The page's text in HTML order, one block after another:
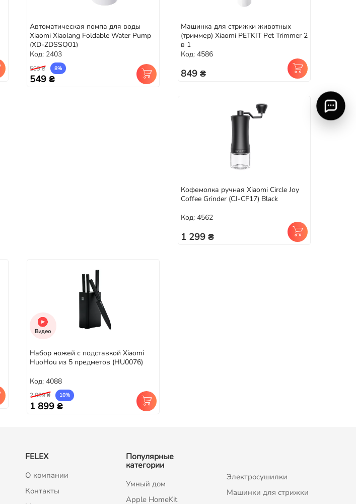
Автоматическая помпа для воды
Xiaomi Xiaolang Foldable Water Pump
(XD-ZDSSQ01)
Код: 2403
599 ₴ 8%
549 ₴
Машинка для стрижки животных
(триммер) Xiaomi PETKIT Pet Trimmer 2
в 1
Код: 4586
849 ₴
Кофемолка ручная Xiaomi Circle Joy
Coffee Grinder (CJ-CF17) Black
Код: 4562
1 299 ₴
Видео
Набор ножей с подставкой Xiaomi
HuoHou из 5 предметов (HU0076)
Код: 4088
2 099 ₴ 10%
1 899 ₴
FELEX
О компании
Контакты
Популярные
категории
Умный дом
Apple HomeKit
Электросушилки
Машинки для стрижки